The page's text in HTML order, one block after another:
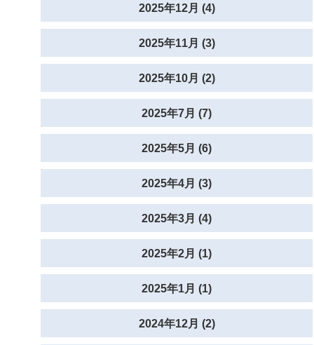
2025年12月 (4)
2025年11月 (3)
2025年10月 (2)
2025年7月 (7)
2025年5月 (6)
2025年4月 (3)
2025年3月 (4)
2025年2月 (1)
2025年1月 (1)
2024年12月 (2)